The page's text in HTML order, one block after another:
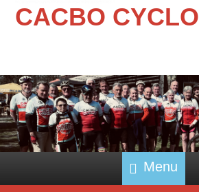
CACBO CYCLO
Menu